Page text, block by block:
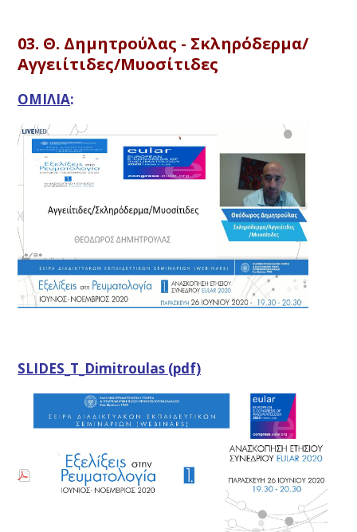
03. Θ. Δημητρούλας - Σκληρόδερμα/
Αγγειίτιδες/Μυοσίτιδες
ΟΜΙΛΙΑ:
SLIDES_T_Dimitroulas (pdf)